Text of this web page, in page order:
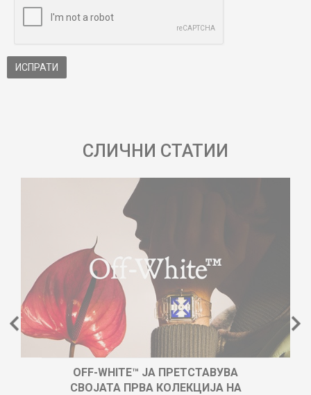
ИСПРАТИ
СЛИЧНИ СТАТИИ
OFF-WHITE™ ЈА ПРЕТСТАВУВА
СВОЈАТА ПРВА КОЛЕКЦИЈА НА